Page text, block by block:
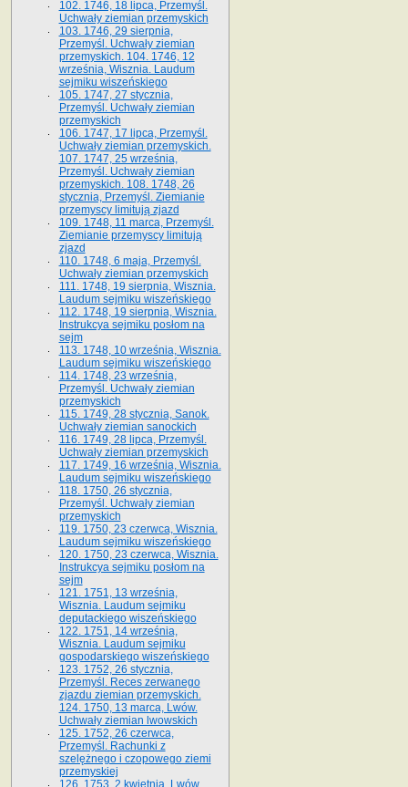
102. 1746, 18 lipca, Przemyśl.
Uchwały ziemian przemyskich
103. 1746, 29 sierpnia,
Przemyśl. Uchwały ziemian
przemyskich. 104. 1746, 12
września, Wisznia. Laudum
sejmiku wiszeńskiego
105. 1747, 27 stycznia,
Przemyśl. Uchwały ziemian
przemyskich
106. 1747, 17 lipca, Przemyśl.
Uchwały ziemian przemyskich.
107. 1747, 25 września,
Przemyśl. Uchwały ziemian
przemyskich. 108. 1748, 26
stycznia, Przemyśl. Ziemianie
przemyscy limitują zjazd
109. 1748, 11 marca, Przemyśl.
Ziemianie przemyscy limitują
zjazd
110. 1748, 6 maja, Przemyśl.
Uchwały ziemian przemyskich
111. 1748, 19 sierpnia, Wisznia.
Laudum sejmiku wiszeńskiego
112. 1748, 19 sierpnia, Wisznia.
Instrukcya sejmiku posłom na
sejm
113. 1748, 10 września, Wisznia.
Laudum sejmiku wiszeńskiego
114. 1748, 23 września,
Przemyśl. Uchwały ziemian
przemyskich
115. 1749, 28 stycznia, Sanok.
Uchwały ziemian sanockich
116. 1749, 28 lipca, Przemyśl.
Uchwały ziemian przemyskich
117. 1749, 16 września, Wisznia.
Laudum sejmiku wiszeńskiego
118. 1750, 26 stycznia,
Przemyśl. Uchwały ziemian
przemyskich
119. 1750, 23 czerwca, Wisznia.
Laudum sejmiku wiszeńskiego
120. 1750, 23 czerwca, Wisznia.
Instrukcya sejmiku posłom na
sejm
121. 1751, 13 września,
Wisznia. Laudum sejmiku
deputackiego wiszeńskiego
122. 1751, 14 września,
Wisznia. Laudum sejmiku
gospodarskiego wiszeńskiego
123. 1752, 26 stycznia,
Przemyśl. Reces zerwanego
zjazdu ziemian przemyskich.
124. 1750, 13 marca, Lwów.
Uchwały ziemian lwowskich
125. 1752, 26 czerwca,
Przemyśl. Rachunki z
szelężnego i czopowego ziemi
przemyskiej
126. 1753, 2 kwietnia, Lwów.